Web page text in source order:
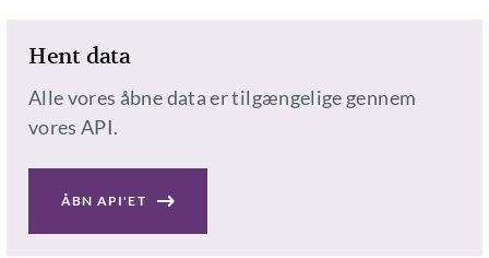
Hent data
Alle vores åbne data er tilgængelige gennem
vores API.
ÅBN API'ET